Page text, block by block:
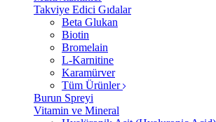
Takviye Edici Gıdalar
Beta Glukan
Biotin
Bromelain
L-Karnitine
Karamürver
Tüm Ürünler
Burun Spreyi
Vitamin ve Mineral